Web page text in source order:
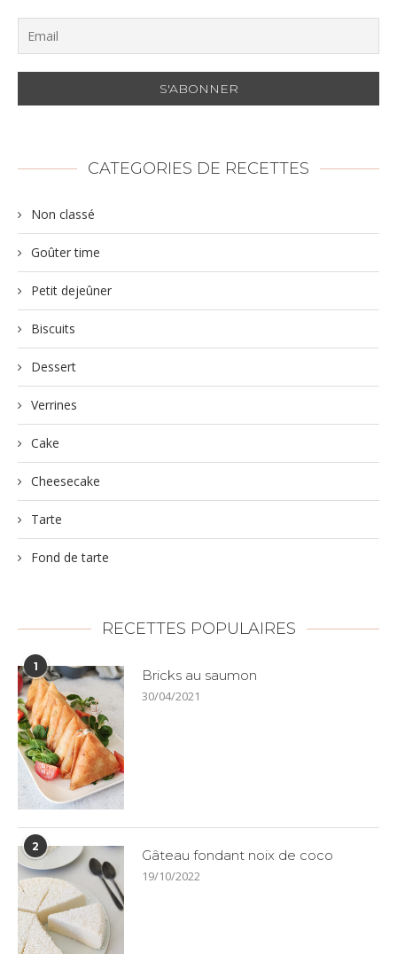
CATEGORIES DE RECETTES
Non classé
Goûter time
Petit dejeûner
Biscuits
Dessert
Verrines
Cake
Cheesecake
Tarte
Fond de tarte
RECETTES POPULAIRES
1
Bricks au saumon
30/04/2021
2
Gâteau fondant noix de coco
19/10/2022